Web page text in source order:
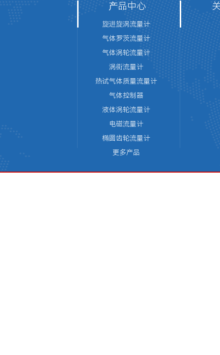
产品中心
旋进旋涡流量计
气体罗茨流量计
气体涡轮流量计
涡街流量计
热试气体质量流量计
气体控制器
液体涡轮流量计
电磁流量计
椭圆齿轮流量计
更多产品